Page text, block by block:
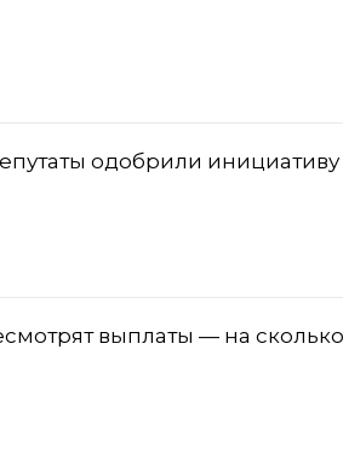
одобрили инициативу
выплаты — на